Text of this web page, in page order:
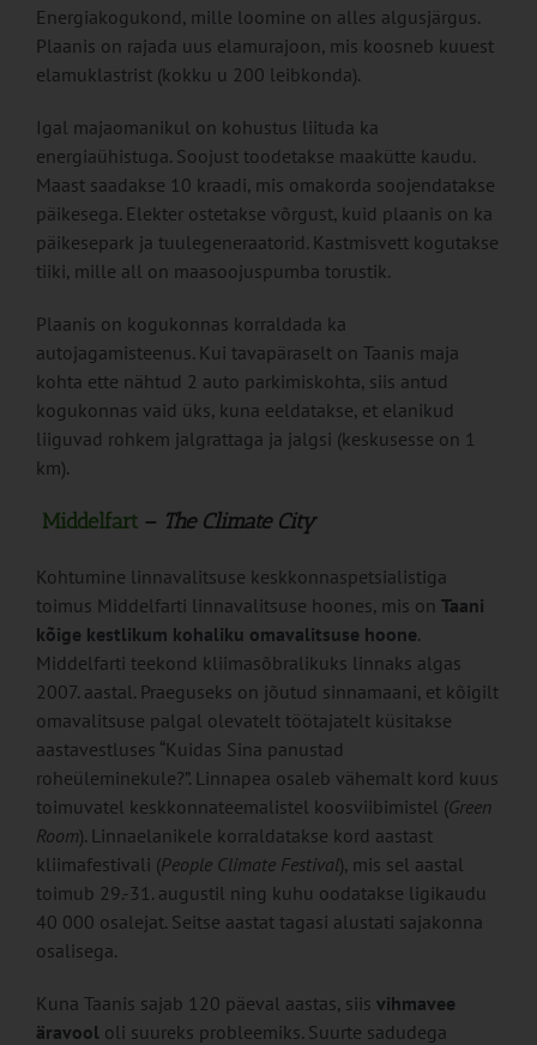
Energiakogukond, mille loomine on alles algusjärgus.
Plaanis on rajada uus elamurajoon, mis koosneb kuuest
elamuklastrist (kokku u 200 leibkonda).
Igal majaomanikul on kohustus liituda ka
energiaühistuga. Soojust toodetakse maakütte kaudu.
Maast saadakse 10 kraadi, mis omakorda soojendatakse
päikesega. Elekter ostetakse võrgust, kuid plaanis on ka
päikesepark ja tuulegeneraatorid. Kastmisvett kogutakse
tiiki, mille all on maasoojuspumba torustik.
Plaanis on kogukonnas korraldada ka
autojagamisteenus. Kui tavapäraselt on Taanis maja
kohta ette nähtud 2 auto parkimiskohta, siis antud
kogukonnas vaid üks, kuna eeldatakse, et elanikud
liiguvad rohkem jalgrattaga ja jalgsi (keskusesse on 1
km).
Middelfart– The Climate City
Kohtumine linnavalitsuse keskkonnaspetsialistiga
toimus Middelfarti linnavalitsuse hoones, mis on Taani
kõige kestlikum kohaliku omavalitsuse hoone.
Middelfarti teekond kliimasõbralikuks linnaks algas
2007. aastal. Praeguseks on jõutud sinnamaani, et kõigilt
omavalitsuse palgal olevatelt töötajatelt küsitakse
aastavestluses “Kuidas Sina panustad
roheüleminekule?”. Linnapea osaleb vähemalt kord kuus
toimuvatel keskkonnateemalistel koosviibimistel (Green
Room). Linnaelanikele korraldatakse kord aastast
kliimafestivali (People Climate Festival), mis sel aastal
toimub 29.-31. augustil ning kuhu oodatakse ligikaudu
40 000 osalejat. Seitse aastat tagasi alustati sajakonna
osalisega.
Kuna Taanis sajab 120 päeval aastas, siis vihmavee
äravool oli suureks probleemiks. Suurte sadudega